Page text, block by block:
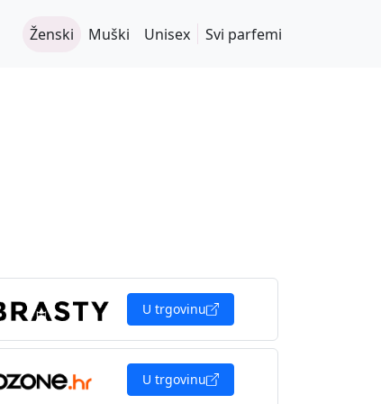
Ženski Muški Unisex Svi parfemi
U trgovinu
U trgovinu